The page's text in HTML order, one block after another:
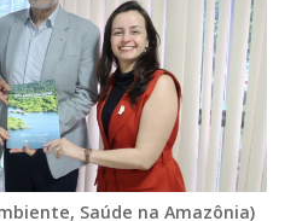
Saúde na Amazônia)